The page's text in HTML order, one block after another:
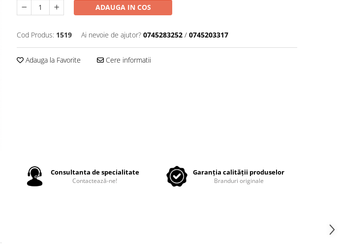
ADAUGA IN COS
Cod Produs: 1519 Ai nevoie de ajutor? 0745283252 / 0745203317
Adauga la Favorite Cere informatii
Consultanta de specialitate
Contactează-ne!
Garanția calității produselor
Branduri originale